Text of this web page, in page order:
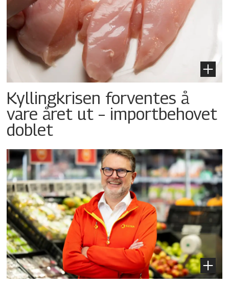
Kyllingkrisen forventes å
vare året ut – importbehovet
doblet